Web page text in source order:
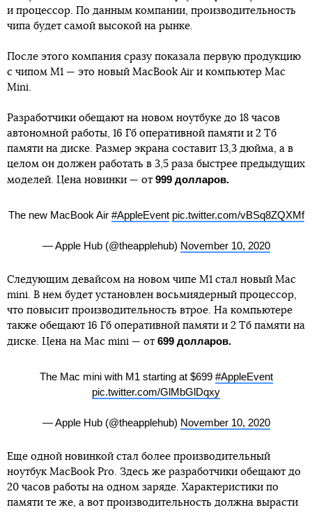
и процессор. По данным компании, производительность
чипа будет самой высокой на рынке.
После этого компания сразу показала первую продукцию
с чипом М1 — это новый MacBook Air и компьютер Mac
Mini.
Разработчики обещают на новом ноутбуке до 18 часов
автономной работы, 16 Гб оперативной памяти и 2 Тб
памяти на диске. Размер экрана составит 13,3 дюйма, а в
целом он должен работать в 3,5 раза быстрее предыдущих
моделей. Цена новинки — от 999 долларов.
The new MacBook Air #AppleEvent pic.twitter.com/vBSq8ZQXMf
— Apple Hub (@theapplehub) November 10, 2020
Следующим девайсом на новом чипе М1 стал новый Mac
mini. В нем будет установлен восьмиядерный процессор,
что повысит производительность втрое. На компьютере
также обещают 16 Гб оперативной памяти и 2 Тб памяти на
диске. Цена на Mac mini — от 699 долларов.
The Mac mini with M1 starting at $699 #AppleEvent
pic.twitter.com/GlMbGlDqxy
— Apple Hub (@theapplehub) November 10, 2020
Еще одной новинкой стал более производительный
ноутбук MacBook Pro. Здесь же разработчики обещают до
20 часов работы на одном заряде. Характеристики по
памяти те же, а вот производительность должна вырасти